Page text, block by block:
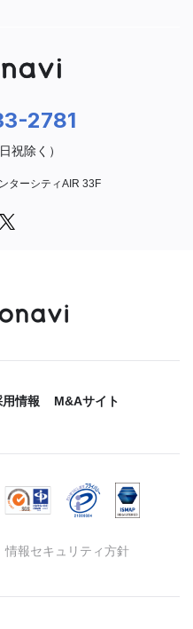
2781
ターシティAIR 33F
情報 M&Aサイト
情報セキュリティ方針